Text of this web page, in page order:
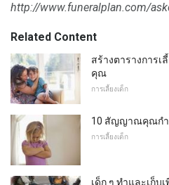
http://www.funeralplan.com/
Related Content
สร้างตารางการเ
คุณ
การเลี้ยงเด็ก
10 สัญญาณคุณกำ
การเลี้ยงเด็ก
เด็ก ๆ ทำและเก็บ